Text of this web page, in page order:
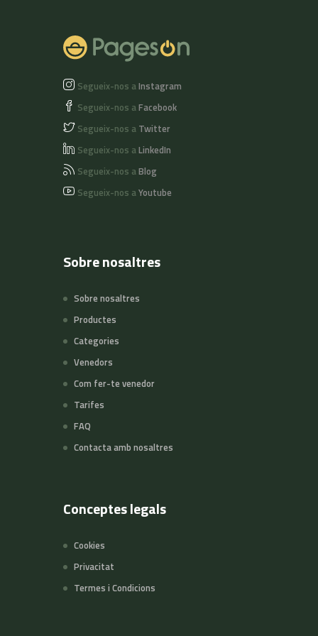
Segueix-nos aInstagram
Segueix-nos aFacebook
Segueix-nos a Twitter
Segueix-nos aLinkedIn
Segueix-nos aBlog
Segueix-nos aYoutube
Sobre nosaltres
Sobre nosaltres
Productes
Categories
Venedors
Com fer-te venedor
Tarifes
FAQ
Contacta amb nosaltres
Conceptes legals
Cookies
Privacitat
Termes i Condicions